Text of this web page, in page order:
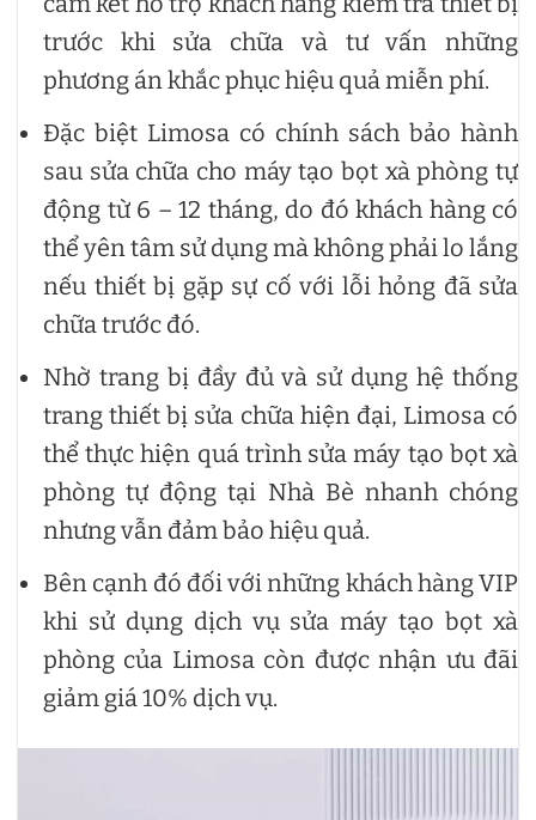
trước khi sửa chữa và tư vấn những
phương án khắc phục hiệu quả miễn phí.
Đặc biệt Limosa có chính sách bảo hành
sau sửa chữa cho máy tạo bọt xà phòng tự
động từ 6 – 12 tháng, do đó khách hàng có
thể yên tâm sử dụng mà không phải lo lắng
nếu thiết bị gặp sự cố với lỗi hỏng đã sửa
chữa trước đó.
Nhờ trang bị đầy đủ và sử dụng hệ thống
trang thiết bị sửa chữa hiện đại, Limosa có
thể thực hiện quá trình sửa máy tạo bọt xà
phòng tự động tại Nhà Bè nhanh chóng
nhưng vẫn đảm bảo hiệu quả.
Bên cạnh đó đối với những khách hàng VIP
khi sử dụng dịch vụ sửa máy tạo bọt xà
phòng của Limosa còn được nhận ưu đãi
giảm giá 10% dịch vụ.